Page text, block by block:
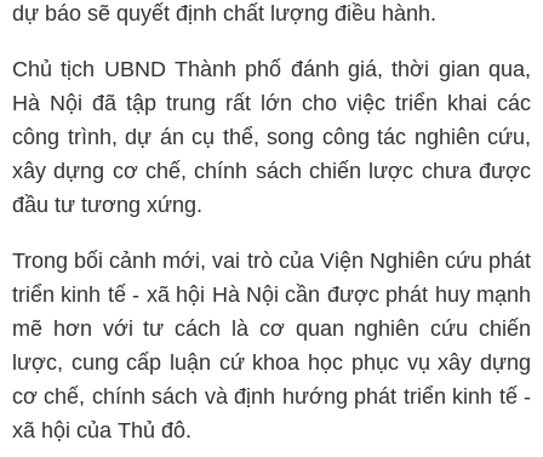
dự báo sẽ quyết định chất lượng điều hành.
Chủ tịch UBND Thành phố đánh giá, thời gian qua,
Hà Nội đã tập trung rất lớn cho việc triển khai các
công trình, dự án cụ thể, song công tác nghiên cứu,
xây dựng cơ chế, chính sách chiến lược chưa được
đầu tư tương xứng.
Trong bối cảnh mới, vai trò của Viện Nghiên cứu phát
triển kinh tế - xã hội Hà Nội cần được phát huy mạnh
mẽ hơn với tư cách là cơ quan nghiên cứu chiến
lược, cung cấp luận cứ khoa học phục vụ xây dựng
cơ chế, chính sách và định hướng phát triển kinh tế -
xã hội của Thủ đô.